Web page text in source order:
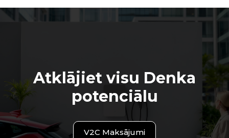
Atklājiet visu Denka
potenciālu
V2C Maksājumi